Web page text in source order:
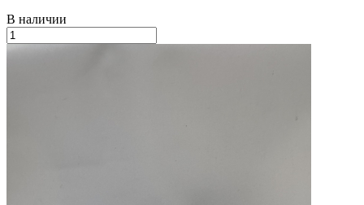
В наличии